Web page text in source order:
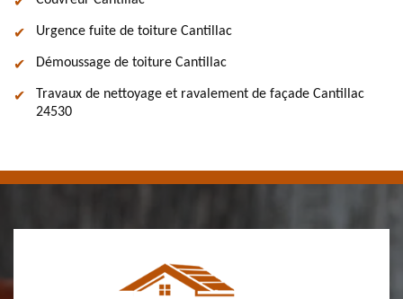
Urgence fuite de toiture Cantillac
Démoussage de toiture Cantillac
Travaux de nettoyage et ravalement de façade Cantillac
24530